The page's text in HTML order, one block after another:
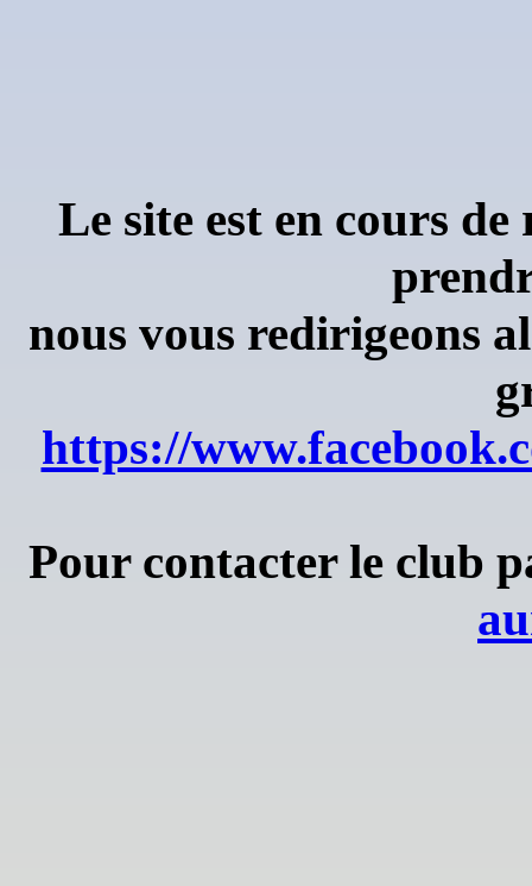
Le site est en cours
nous vous redirigeons
https://
Pour contacter le club